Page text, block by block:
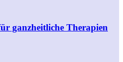
ganzheitliche Therapien